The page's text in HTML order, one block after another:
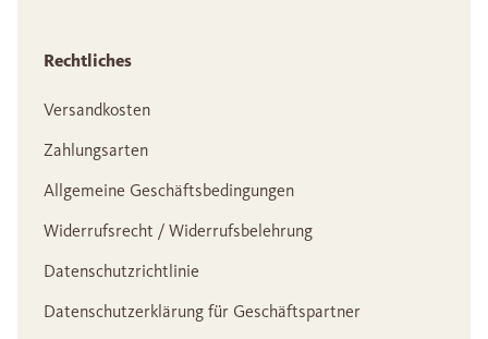
Rechtliches
Versandkosten
Zahlungsarten
Allgemeine Geschäftsbedingungen
Widerrufsrecht / Widerrufsbelehrung
Datenschutzrichtlinie
Datenschutzerklärung für Geschäftspartner